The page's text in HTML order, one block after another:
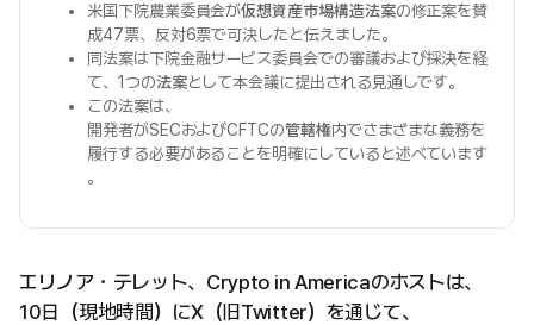
米国下院農業委員会が仮想資産市場構造法案の修正案を賛
成47票、反対6票で可決したと伝えました。
同法案は下院金融サービス委員会での審議および採決を経
て、1つの法案として本会議に提出される見通しです。
この法案は、
開発者がSECおよびCFTCの管轄権内でさまざまな義務を
履行する必要があることを明確にしていると述べています
。
エリノア・テレット、Crypto in Americaのホストは、
10日（現地時間）にX（旧Twitter）を通じて、